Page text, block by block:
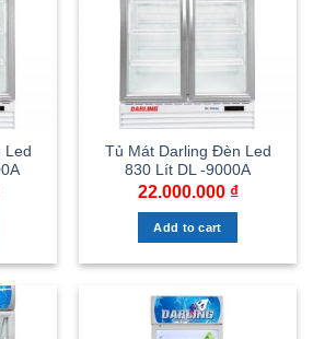
Led
Tủ Mát Darling Đèn Led
830 Lít DL -9000A
22.000.000 ₫
Add to cart